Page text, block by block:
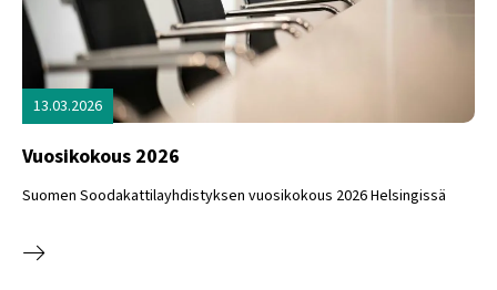
13.03.2026
Vuosikokous 2026
Suomen Soodakattilayhdistyksen vuosikokous 2026 Helsingissä